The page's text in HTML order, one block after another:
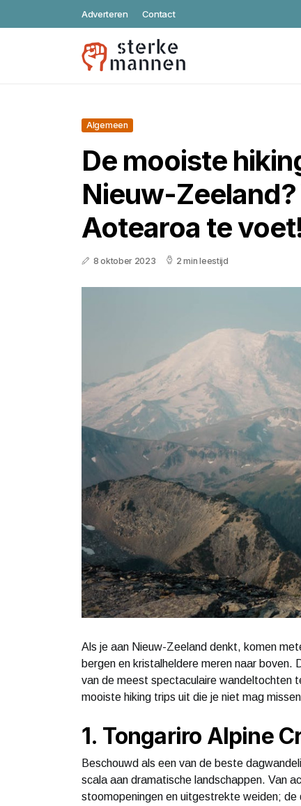
Adverteren Contact
Algemeen
De mooiste
Nieuw-
Aotearoa te
8 oktober 2023 2 min leestijd
Als je aan Nieuw-Zeeland denkt, komen
bergen en kristalheldere meren naar
van de meest spectaculaire wandeltochten
mooiste hiking trips uit die je niet mag
1. Tongariro Alpine
Beschouwd als een van de beste
scala aan dramatische landschappen. Van
stoomopeningen en uitgestrekte weiden;